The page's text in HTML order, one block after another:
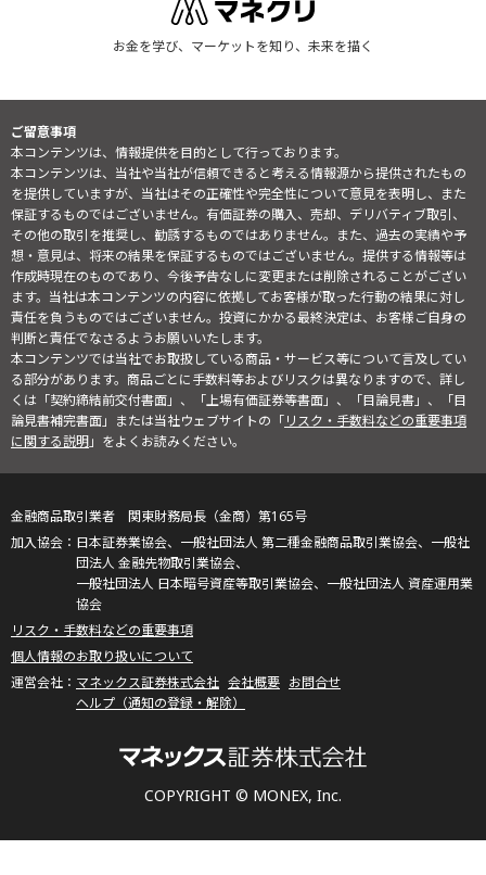
お金を学び、マーケットを知り、未来を描く
ご留意事項
本コンテンツは、情報提供を目的として行っております。
本コンテンツは、当社や当社が信頼できると考える情報源から提供されたもの
を提供していますが、当社はその正確性や完全性について意見を表明し、また
保証するものではございません。有価証券の購入、売却、デリバティブ取引、
その他の取引を推奨し、勧誘するものではありません。また、過去の実績や予
想・意見は、将来の結果を保証するものではございません。提供する情報等は
作成時現在のものであり、今後予告なしに変更または削除されることがござい
ます。当社は本コンテンツの内容に依拠してお客様が取った行動の結果に対し
責任を負うものではございません。投資にかかる最終決定は、お客様ご自身の
判断と責任でなさるようお願いいたします。
本コンテンツでは当社でお取扱している商品・サービス等について言及してい
る部分があります。商品ごとに手数料等およびリスクは異なりますので、詳し
くは「契約締結前交付書面」、「上場有価証券等書面」、「目論見書」、「目
論見書補完書面」または当社ウェブサイトの「リスク・手数料などの重要事項
に関する説明」をよくお読みください。
COPYRIGHT © MONEX, Inc.
金融商品取引業者 関東財務局長（金商）第165号
日本証券業協会、一般社団法人 第二種金融商品取引業協会、一般社
団法人 金融先物取引業協会、
一般社団法人 日本暗号資産等取引業協会、一般社団法人 資産運用業
協会
リスク・手数料などの重要事項
個人情報のお取り扱いについて
マネックス証券株式会社 会社概要 お問合せ
ヘルプ（通知の登録・解除）